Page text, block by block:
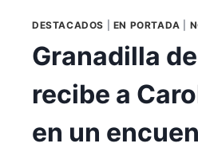
DESTACADOS EN PORTADA
Granadilla
recibe a
en un